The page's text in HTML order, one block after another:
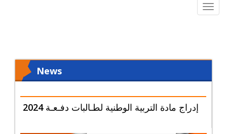
News
إدراج مادة التربية الوطنية لطـالبات دفـعـة 2024